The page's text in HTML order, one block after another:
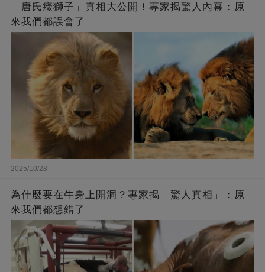
「唐氏癥獅子」真相大公開！專家揭驚人內幕：原
來我們都誤會了
2025/10/28
為什麼要在牛身上開洞？專家揭「驚人真相」：原
來我們都想錯了